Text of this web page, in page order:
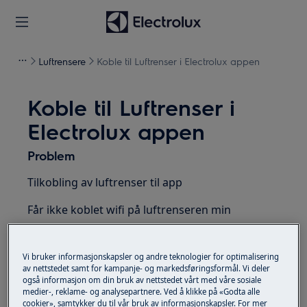
Luftrensere Koble til Luftrenser i Electrolux appen
Koble til Luftrenser i
Electrolux appen
Problem
Tilkobling av luftrenser til app
Får ikke koblet wifi på luftrenseren min
Gjelder for
Luftrenser
Vi bruker informasjonskapsler og andre teknologier for optimalisering
av nettstedet samt for kampanje- og markedsføringsformål. Vi deler
også informasjon om din bruk av nettstedet vårt med våre sosiale
medier-, reklame- og analysepartnere. Ved å klikke på «Godta alle
cookier», samtykker du til vår bruk av informasjonskapsler. For mer